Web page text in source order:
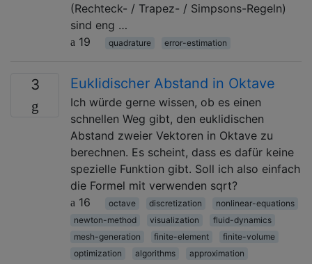
(Rechteck- / Trapez- / Simpsons-Regeln)
sind eng …
19
quadrature error-estimation
3 Euklidischer Abstand in Oktave
Ich würde gerne wissen, ob es einen
schnellen Weg gibt, den euklidischen
Abstand zweier Vektoren in Oktave zu
berechnen. Es scheint, dass es dafür keine
spezielle Funktion gibt. Soll ich also einfach
die Formel mit verwenden sqrt?
16
octave discretization
nonlinear-equations
newton-method
visualization
fluid-dynamics
mesh-generation
finite-element
finite-volume
optimization
algorithms
approximation